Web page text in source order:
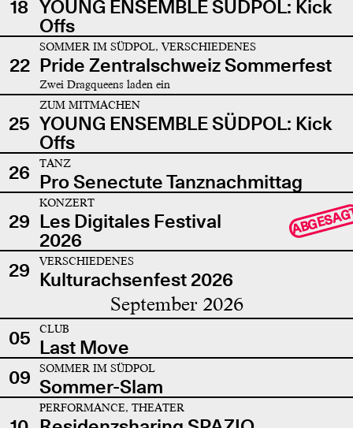
18 YOUNG ENSEMBLE SÜDPOL: Kick
Offs
22
SOMMER IM SÜDPOL, VERSCHIEDENES
Pride Zentralschweiz Sommerfest
Zwei Dragqueens laden ein
25
ZUM MITMACHEN
YOUNG ENSEMBLE SÜDPOL: Kick
Offs
26
TANZ
Pro Senectute Tanznachmittag
29
KONZERT
Les Digitales Festival
2026
29 VERSCHIEDENES
Kulturachsenfest 2026
September 2026
05 CLUB
Last Move
09
SOMMER IM SÜDPOL
Sommer-Slam
PERFORMANCE, THEATER